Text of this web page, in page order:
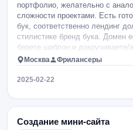
портфолио, желательно с
сложности проектами. Есть
бук, соответственно лендинг
стилистике бренд бука. Домен
берете шаблон и докручиваете/
"рисуете" с нуля или нужен
указывайте вилку по цене и от
стоимость услуги.
Москва Фрилансеры
2025-02-22
Создание мини-сайта